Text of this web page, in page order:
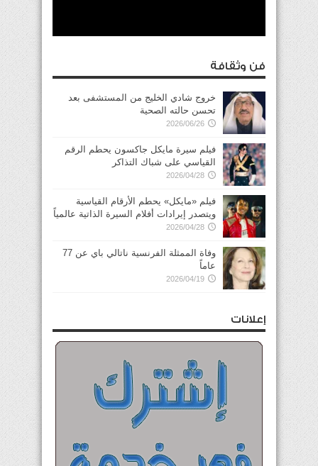
فن وثقافة
خروج شادي الخليج من المستشفى بعد
تحسن حالته الصحية
2026/06/26
فيلم سيرة مايكل جاكسون يحطم الرقم
القياسي على شباك التذاكر
2026/04/28
فيلم «مايكل» يحطم الأرقام القياسية
ويتصدر إيرادات أفلام السيرة الذاتية عالمياً
2026/04/28
وفاة الممثلة الفرنسية ناتالي باي عن 77
عاماً
2026/04/19
إعلانات